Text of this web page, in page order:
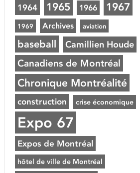
1964 1965 1966 1967
1969 Archives aviation
baseball Camillien Houde
Canadiens de Montréal
Chronique Montréalité
construction crise économique
Expo 67
Expos de Montréal
hôtel de ville de Montréal